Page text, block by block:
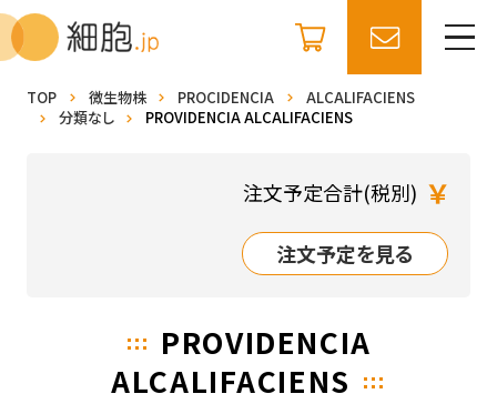
TOP 微生物株 PROCIDENCIA
ALCALIFACIENS
分類なし
PROVIDENCIA ALCALIFACIENS
注文予定合計(税別) ￥
注文予定を見る
PROVIDENCIA
ALCALIFACIENS